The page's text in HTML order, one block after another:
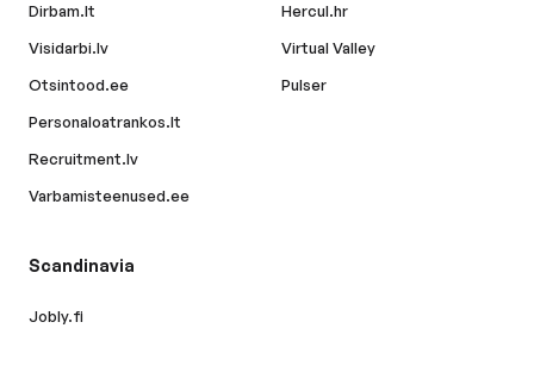
Dirbam.lt
Visidarbi.lv
Otsintood.ee
Personaloatrankos.lt
Recruitment.lv
Varbamisteenused.ee
Hercul.hr
Virtual Valley
Pulser
Scandinavia
Jobly.fi